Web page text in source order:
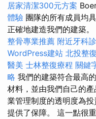
居家清潔300元方案
體驗 團隊的所有成員均
正確地建造我們的建築。
整骨專業推薦 附近牙科
WordPress建站 北投整
醫美 士林整復療程 關鍵
略 我們的建築符合最高
材料，並由我們自己的
業管理制度的透明度為
提供了保障。 這一點很